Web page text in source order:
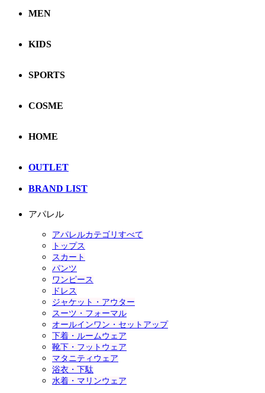
MEN
KIDS
SPORTS
COSME
HOME
OUTLET
BRAND LIST
アパレル
アパレルカテゴリすべて
トップス
スカート
パンツ
ワンピース
ドレス
ジャケット・アウター
スーツ・フォーマル
オールインワン・セットアップ
下着・ルームウェア
靴下・フットウェア
マタニティウェア
浴衣・下駄
水着・マリンウェア